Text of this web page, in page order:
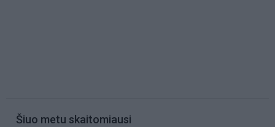
Šiuo metu skaitomiausi